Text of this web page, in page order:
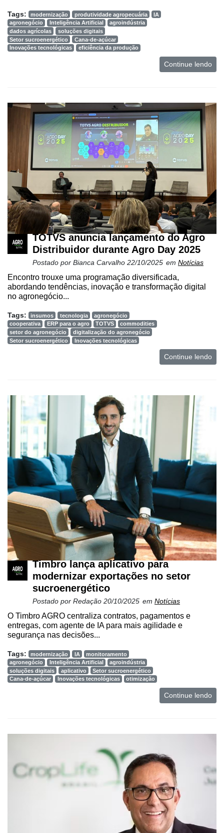
Tags: modernização produtividade agropecuária
IA
agronegócio
Inteligência Artificial
agroindústria
dados agrícolas
soluções digitais
Setor sucroenergético
Cana-de-açúcar
Inovações tecnológicas
eficiência da produção
Continue lendo
TOTVS anuncia lançamento do Agro
Distribuidor durante Agro Day 2025
Postado por Bianca Carvalho 22/10/2025 em Notícias
Encontro trouxe uma programação diversificada,
abordando tendências, inovação e transformação digital
no agronegócio...
Tags: insumos tecnologia
agronegócio
cooperativa
ERP para o agro TOTVS
commodities
setor do agronegócio
digitalização do agronegócio
Setor sucroenergético
Inovações tecnológicas
Continue lendo
Timbro lança aplicativo para
modernizar exportações no setor
sucroenergético
Postado por Redação 20/10/2025 em Notícias
O Timbro AGRO centraliza contratos, pagamentos e
entregas, com agente de IA para mais agilidade e
segurança nas decisões...
Tags: modernização IA
monitoramento
agronegócio
Inteligência Artificial
agroindústria
soluções digitais
aplicativo
Setor sucroenergético
Cana-de-açúcar
Inovações tecnológicas otimização
Continue lendo